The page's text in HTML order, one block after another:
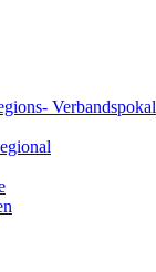
Verbandspokal